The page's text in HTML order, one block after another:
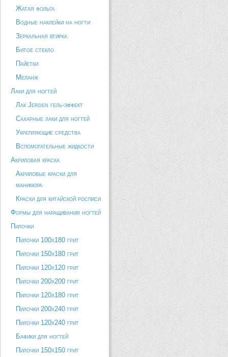
Жатая фольга
Водные наклейки на ногти
Зеркальная втирка
Битое стекло
Пайетки
Меланж
Лаки для ногтей
Лак Jerden гель-эффект
Сахарные лаки для ногтей
Укрепляющие средства
Вспомогательные жидкости
Акриловая краска
Акриловые краски для
маникюра
Краски для китайской росписи
Формы для наращивания ногтей
Пилочки
Пилочки 100х180 грит
Пилочки 150х180 грит
Пилочки 120х120 грит
Пилочки 200х200 грит
Пилочки 120х180 грит
Пилочки 200х240 грит
Пилочки 120х240 грит
Бафики для ногтей
Пилочки 150х150 грит